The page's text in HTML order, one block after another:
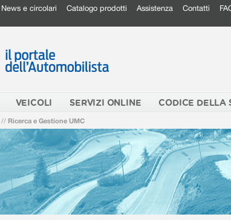
News e circolari Catalogo prodotti Assistenza Contatti
VEICOLI SERVIZI ONLINE CODICE DELLA
// Ricerca e Gestione UMC